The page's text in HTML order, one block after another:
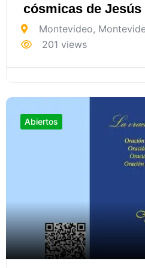
cósmicas de Jesús
Montevideo,
201 views
Abiertos